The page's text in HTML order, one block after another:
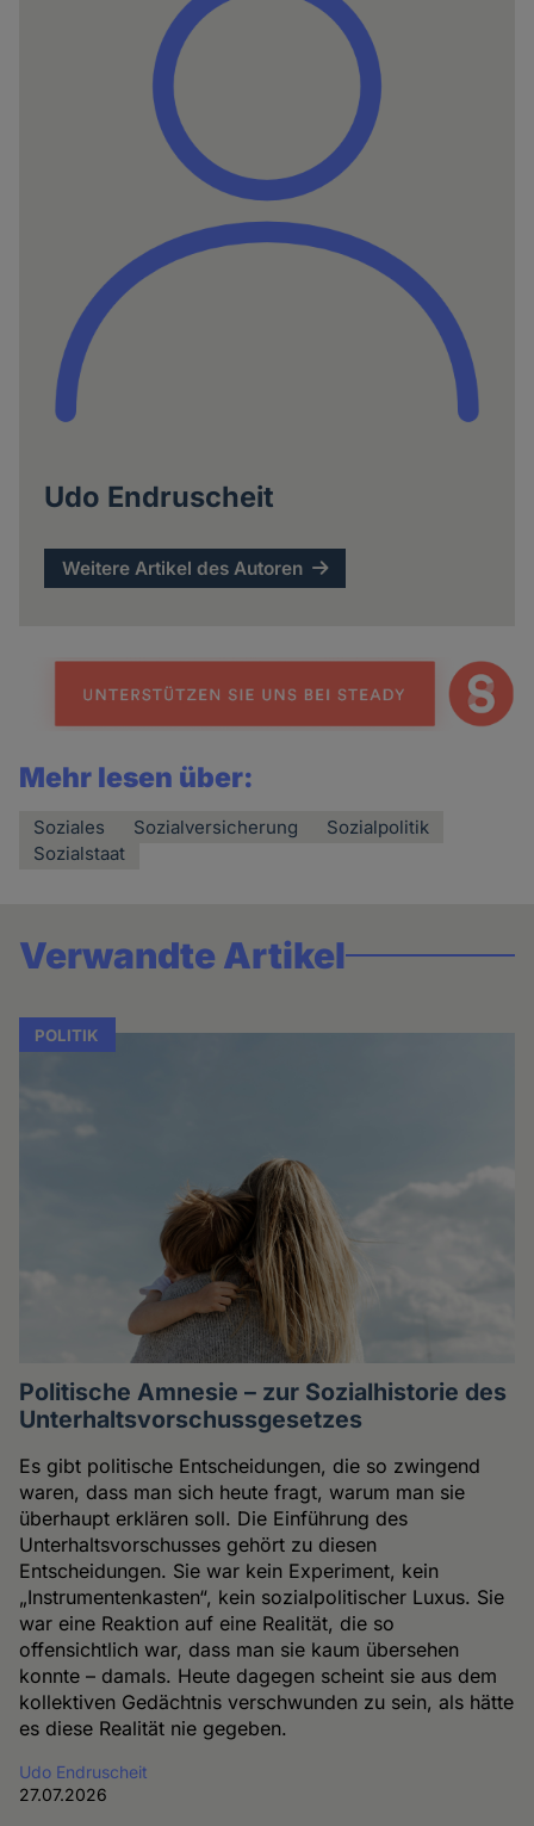
Udo Endruscheit
Weitere Artikel des Autoren
Mehr lesen über:
Soziales Sozialversicherung
Sozialpolitik
Sozialstaat
Verwandte Artikel
POLITIK
Politische Amnesie – zur Sozialhistorie des
Unterhaltsvorschussgesetzes
Es gibt politische Entscheidungen, die so zwingend
waren, dass man sich heute fragt, warum man sie
überhaupt erklären soll. Die Einführung des
Unterhaltsvorschusses gehört zu diesen
Entscheidungen. Sie war kein Experiment, kein
„Instrumentenkasten“, kein sozialpolitischer Luxus. Sie
war eine Reaktion auf eine Realität, die so
offensichtlich war, dass man sie kaum übersehen
konnte – damals. Heute dagegen scheint sie aus dem
kollektiven Gedächtnis verschwunden zu sein, als hätte
es diese Realität nie gegeben.
Udo Endruscheit
27.07.2026